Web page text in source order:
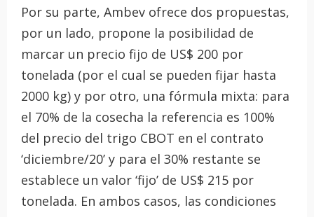
Por su parte, Ambev ofrece dos propuestas,
por un lado, propone la posibilidad de
marcar un precio fijo de US$ 200 por
tonelada (por el cual se pueden fijar hasta
2000 kg) y por otro, una fórmula mixta: para
el 70% de la cosecha la referencia es 100%
del precio del trigo CBOT en el contrato
‘diciembre/20’ y para el 30% restante se
establece un valor ‘fijo’ de US$ 215 por
tonelada. En ambos casos, las condiciones